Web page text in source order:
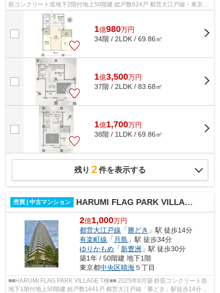
筋コンクリート造地下2階付地上50階建 総戸数624戸 都営大江戸線・東京メ
1億980万円
34階 / 2LDK / 69.86㎡
1億3,500万円
37階 / 2LDK / 83.68㎡
1億1,700万円
38階 / 1LDK / 69.86㎡
残り 2件を表示する
売買 | 中古マンション HARUMI FLAG PARK VILLAGE T棟
2億1,000万円
都営大江戸線 「 勝どき 」駅 徒歩14分
有楽町線 「 月島 」駅 徒歩34分
ゆりかもめ 「新豊洲 」駅 徒歩30分
築1年 / 50階建 地下1階
東京都中央区晴海５丁目
■■HARUMI FLAG PARK VILLAGE T棟■■ 2025年8月築 鉄筋コンクリート造
地下1階付地上50階建 総戸数1641戸 都営大江戸線「勝どき」駅徒歩14分